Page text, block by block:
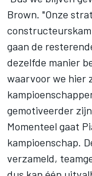
Brown. "Onze
gaan de
dezelfde manier
waarvoor we hier
gemotiveerder
Momenteel gaat
kampioenschap.
verzameld,